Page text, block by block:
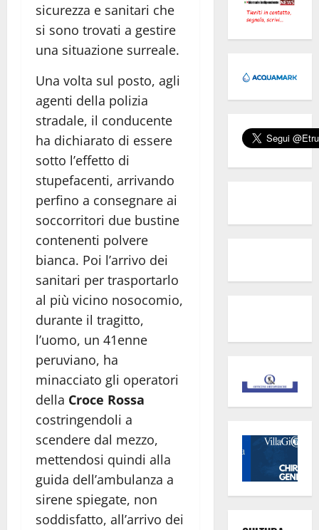
sicurezza e sanitari che
si sono trovati a gestire
una situazione surreale.
Una volta sul posto, agli
agenti della polizia
stradale, il conducente
ha dichiarato di essere
sotto l’effetto di
stupefacenti, arrivando
perfino a consegnare ai
soccorritori due bustine
contenenti polvere
bianca. Poi l’arrivo dei
sanitari per trasportarlo
al più vicino nosocomio,
durante il tragitto,
l’uomo, un 41enne
peruviano, ha
minacciato gli operatori
della Croce Rossa
costringendoli a
scendere dal mezzo,
mettendosi quindi alla
guida dell’ambulanza a
sirene spiegate, non
soddisfatto, all’arrivo dei